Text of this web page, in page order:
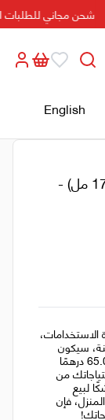
شحن مجاني للطلبات التي
English
كوب رغوي باللون الأبيض 6 أونصة (177 مل) -
الاستخدامات،
قطعة متضمنة، سيكون
لديك الكثير لجميع تجمعاتك وفعالياتك. وبسعر 65.00 درهمًا
من
لبيع
فإن